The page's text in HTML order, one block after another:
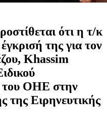
ότι η τ/κ
της για τον
Khassim
του ΟΗΕ στην
της Ειρηνευτικής